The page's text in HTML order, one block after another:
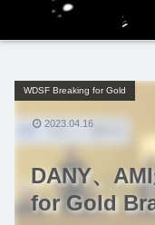
DANY、
for Gold
WDSF Breaking for Gold
2023.04.16